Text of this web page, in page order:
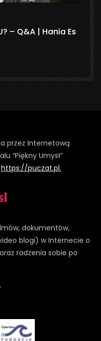
– Q&A | Hania Es
przez Internetową
“Piękny Umysł”
https://puczat.pl.
dokumentów,
blogi) w Internecie o
radzenia sobie po